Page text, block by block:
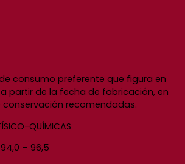
consumo preferente que figura en
partir de la fecha de fabricación, en
recomendadas.
QUÍMICAS
94,0 – 96,5